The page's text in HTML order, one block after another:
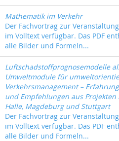
Mathematik im Verkehr
Der Fachvortrag zur
im Volltext verfügbar. Das PDF
alle Bilder und Formeln...
Luftschadstoffprognosemodelle
Umweltmodule für
Verkehrsmanagement –
und Empfehlungen aus Projekten
Halle, Magdeburg und Stuttgart
Der Fachvortrag zur
im Volltext verfügbar. Das PDF
alle Bilder und Formeln...